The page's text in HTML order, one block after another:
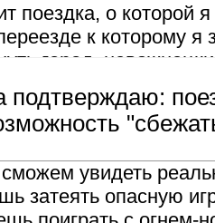
поездка, о которой
к которому
город,
подтверждаю:
увидеть
затеять опасную